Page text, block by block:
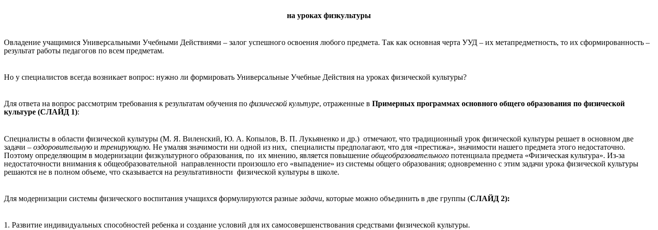
на уроках физкультуры
Овладение учащимися Универсальными Учебными Действиями – залог успешного освоения любого предмета. Так как основная черта УУД – их метапредметность, то их сформированность –
результат работы педагогов по всем предметам.
Но у специалистов всегда возникает вопрос: нужно ли формировать Универсальные Учебные Действия на уроках физической культуры?
Для ответа на вопрос рассмотрим требования к результатам обучения по физической культуре, отраженные в Примерных программах основного общего образования по физической
культуре (СЛАЙД 1):
Специалисты в области физической культуры (М. Я. Виленский, Ю. А. Копылов, В. П. Лукьяненко и др.) отмечают, что традиционный урок физической культуры решает в основном две
задачи – оздоровительную и тренирующую. Не умаляя значимости ни одной из них, специалисты предполагают, что для «престижа», значимости нашего предмета этого недостаточно.
Поэтому определяющим в модернизации физкультурного образования, по их мнению, является повышение общеобразовательного потенциала предмета «Физическая культура». Из-за
недостаточности внимания к общеобразовательной направленности произошло его «выпадение» из системы общего образования; одновременно с этим задачи урока физической культуры
решаются не в полном объеме, что сказывается на результативности физической культуры в школе.
Для модернизации системы физического воспитания учащихся формулируются разныезадачи, которые можно объединить в две группы (СЛАЙД 2):
1. Развитие индивидуальных способностей ребенка и создание условий для их самосовершенствования средствами физической культуры.